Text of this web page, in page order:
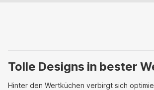
Tolle Designs in bester
Hinter den Wertküchen verbirgt sich